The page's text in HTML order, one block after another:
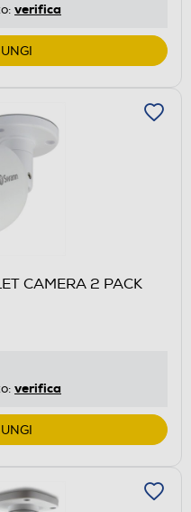
verifica
CAMERA 2 PACK
verifica